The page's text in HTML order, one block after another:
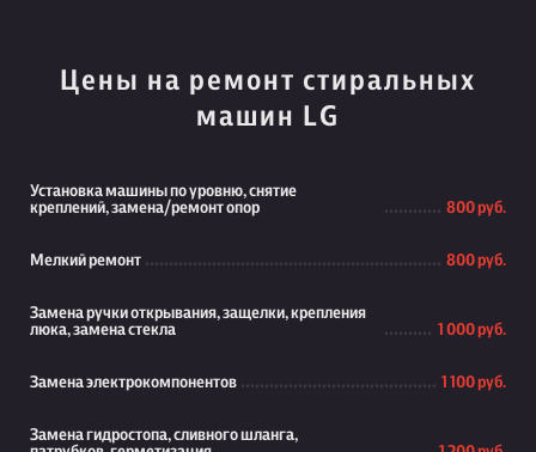
Цены на ремонт стиральных
машин LG
Установка машины по уровню, снятие
креплений, замена/ремонт опор
800 руб.
Мелкий ремонт 800 руб.
Замена ручки открывания, защелки, крепления
люка, замена стекла
1 000 руб.
Замена электрокомпонентов 1 100 руб.
Замена гидростопа, сливного шланга,